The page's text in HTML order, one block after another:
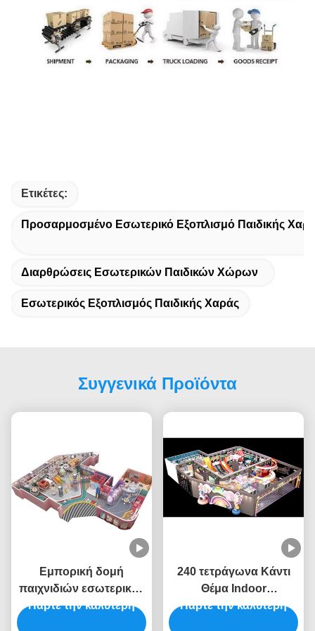
Ετικέτες:
Προσαρμοσμένο Εσωτερικό Εξοπλισμό Παιδικής
Διαρθρώσεις Εσωτερικών Παιδικών Χώρων
Εσωτερικός Εξοπλισμός Παιδικής Χαράς
Συγγενικά Προϊόντα
Εμπορική δομή
παιχνιδιών εσωτερικού
χώρου Παιδικά παιδικά
Πάρτε την καλύτερη
240 τετράγωνα Κάντι
Θέμα Indoor
Playground ODM Indoor
Πάρτε την καλύτερη